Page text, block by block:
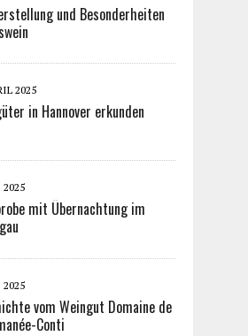
und Besonderheiten
2025
in Hannover erkunden
2025
mit Übernachtung im
2025
vom Weingut Domaine de
Conti